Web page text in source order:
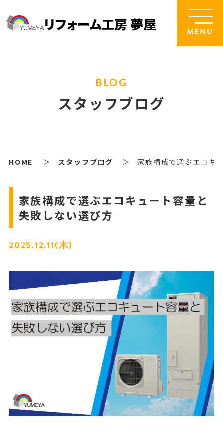
MENU
BLOG
スタッフブログ
HOME スタッフブログ 家族構成で選ぶエコキ
家族構成で選ぶエコキュート容量と
失敗しない選び方
2025.12.11(木)